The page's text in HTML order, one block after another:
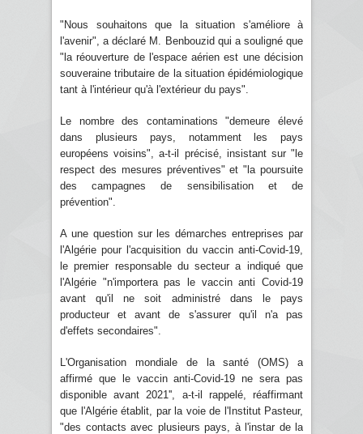
"Nous souhaitons que la situation s'améliore à
l'avenir", a déclaré M. Benbouzid qui a souligné que
"la réouverture de l'espace aérien est une décision
souveraine tributaire de la situation épidémiologique
tant à l'intérieur qu'à l'extérieur du pays".
Le nombre des contaminations "demeure élevé
dans plusieurs pays, notamment les pays
européens voisins", a-t-il précisé, insistant sur "le
respect des mesures préventives" et "la poursuite
des campagnes de sensibilisation et de
prévention".
A une question sur les démarches entreprises par
l'Algérie pour l'acquisition du vaccin anti-Covid-19,
le premier responsable du secteur a indiqué que
l'Algérie "n'importera pas le vaccin anti Covid-19
avant qu'il ne soit administré dans le pays
producteur et avant de s'assurer qu'il n'a pas
d'effets secondaires".
L'Organisation mondiale de la santé (OMS) a
affirmé que le vaccin anti-Covid-19 ne sera pas
disponible avant 2021'', a-t-il rappelé, réaffirmant
que l'Algérie établit, par la voie de l'Institut Pasteur,
"des contacts avec plusieurs pays, à l'instar de la